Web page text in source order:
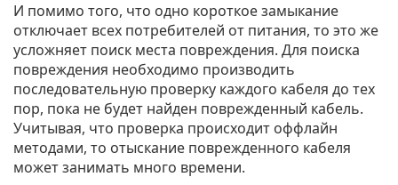
И помимо того, что одно короткое замыкание
отключает всех потребителей от питания, то это же
усложняет поиск места повреждения. Для поиска
повреждения необходимо производить
последовательную проверку каждого кабеля до тех
пор, пока не будет найден поврежденный кабель.
Учитывая, что проверка происходит оффлайн
методами, то отыскание поврежденного кабеля
может занимать много времени.